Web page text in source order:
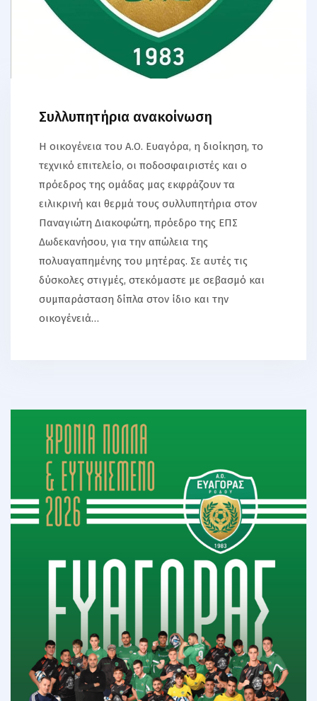
Συλλυπητήρια ανακοίνωση
Η οικογένεια του Α.Ο. Ευαγόρα, η διοίκηση, το
τεχνικό επιτελείο, οι ποδοσφαιριστές και ο
πρόεδρος της ομάδας μας εκφράζουν τα
ειλικρινή και θερμά τους συλλυπητήρια στον
Παναγιώτη Διακοφώτη, πρόεδρο της ΕΠΣ
Δωδεκανήσου, για την απώλεια της
πολυαγαπημένης του μητέρας. Σε αυτές τις
δύσκολες στιγμές, στεκόμαστε με σεβασμό και
συμπαράσταση δίπλα στον ίδιο και την
οικογένειά…